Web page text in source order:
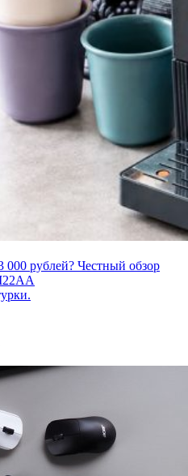
000 рублей? Честный обзор